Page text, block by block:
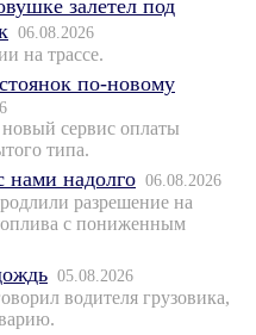
залетел под
06.08.2026
на трассе.
по-новому
сервис оплаты
типа.
нами надолго 06.08.2026
разрешение на
с пониженным
05.08.2026
водителя грузовика,